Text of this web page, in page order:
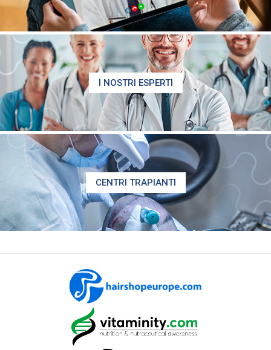
I NOSTRI ESPERTI
CENTRI TRAPIANTI